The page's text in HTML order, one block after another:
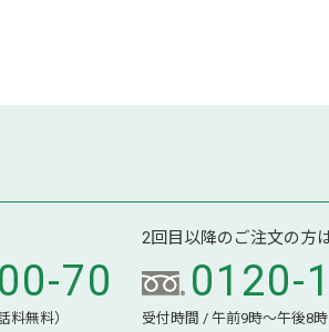
70
料無料）
2回目以降のご注文の方
0120-
受付時間 / 午前9時～午後8時